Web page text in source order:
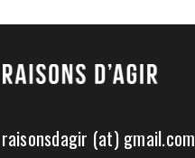
raisonsdagir (at) gmail.com